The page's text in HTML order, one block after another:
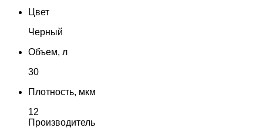
Цвет
Черный
Объем, л
30
Плотность, мкм
12
Производитель